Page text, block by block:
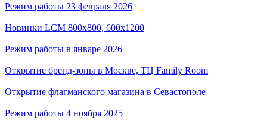
Режим работы 23 февраля 2026
Новинки LCM 800x800, 600x1200
Режим работы в январе 2026
Открытие бренд-зоны в Москве, ТЦ Family Room
Открытие флагманского магазина в Севастополе
Режим работы 4 ноября 2025